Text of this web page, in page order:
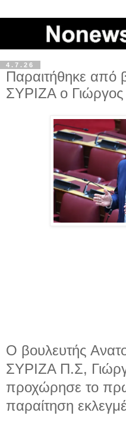
4.7.26
Παραιτήθηκε από
ΣΥΡΙΖΑ ο
Ο βουλευτής
ΣΥΡΙΖΑ Π.Σ,
προχώρησε το
παραίτηση